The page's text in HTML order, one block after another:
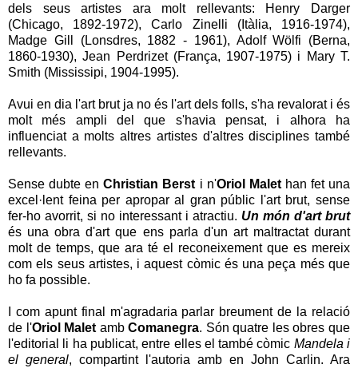
dels seus artistes ara molt rellevants: Henry Darger
(Chicago, 1892-1972), Carlo Zinelli (Itàlia, 1916-1974),
Madge Gill (Lonsdres, 1882 - 1961), Adolf Wölfi (Berna,
1860-1930), Jean Perdrizet (França, 1907-1975) i Mary T.
Smith (Mississipi, 1904-1995).
Avui en dia l'art brut ja no és l'art dels folls, s'ha revalorat i és
molt més ampli del que s'havia pensat, i alhora ha
influenciat a molts altres artistes d'altres disciplines també
rellevants.
Sense dubte enChristian Berst i n'Oriol Malethan fet una
excel·lent feina per apropar al gran públic l'art brut, sense
fer-ho avorrit, si no interessant i atractiu. Un món d'art brut
és una obra d'art que ens parla d'un art maltractat durant
molt de temps, que ara té el reconeixement que es mereix
com els seus artistes, i aquest còmic és una peça més que
ho fa possible.
I com apunt final m'agradaria parlar breument de la relació
de l'Oriol Malet ambComanegra. Són quatre les obres que
l'editorial li ha publicat, entre elles el també còmic Mandela i
el general, compartint l'autoria amb en John Carlin. Ara